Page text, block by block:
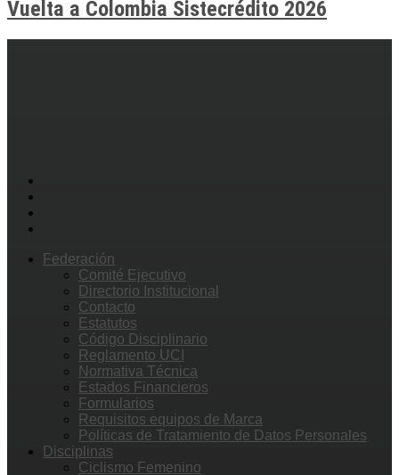
Vuelta a Colombia Sistecrédito 2026
Federación
Comité Ejecutivo
Directorio Institucional
Contacto
Estatutos
Código Disciplinario
Reglamento UCI
Normativa Técnica
Estados Financieros
Formularios
Requisitos equipos de Marca
Políticas de Tratamiento de Datos Personales
Disciplinas
Ciclismo Femenino